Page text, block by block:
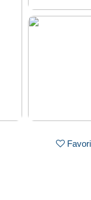
Favori